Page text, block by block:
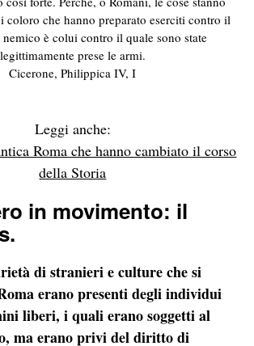
coloro che hanno preparato eserciti contro il
nemico è colui contro il quale sono state
legittimamente prese le armi.
Cicerone, Philippica IV, I
Leggi anche:
Roma che hanno cambiato il corso
della Storia
in movimento: il
di stranieri e culture che si
erano presenti degli individui
liberi, i quali erano soggetti al
ma erano privi del diritto di